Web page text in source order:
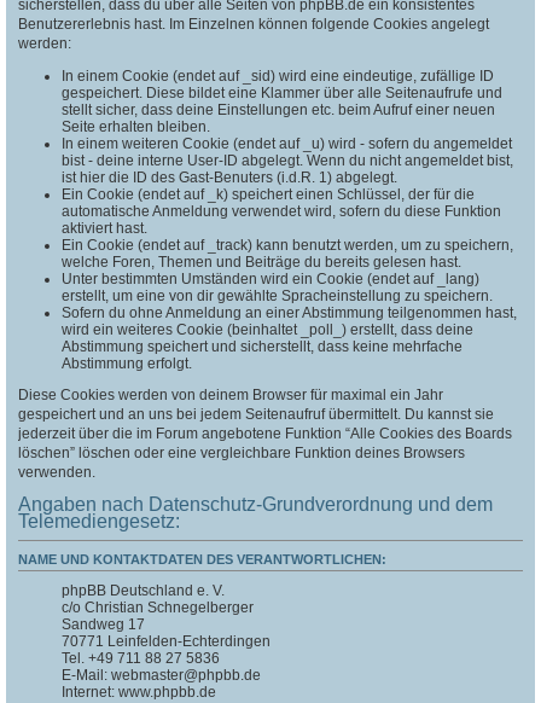
sicherstellen, dass du über alle Seiten von phpBB.de ein konsistentes
Benutzererlebnis hast. Im Einzelnen können folgende Cookies angelegt
werden:
In einem Cookie (endet auf _sid) wird eine eindeutige, zufällige ID
gespeichert. Diese bildet eine Klammer über alle Seitenaufrufe und
stellt sicher, dass deine Einstellungen etc. beim Aufruf einer neuen
Seite erhalten bleiben.
In einem weiteren Cookie (endet auf _u) wird - sofern du angemeldet
bist - deine interne User-ID abgelegt. Wenn du nicht angemeldet bist,
ist hier die ID des Gast-Benuters (i.d.R. 1) abgelegt.
Ein Cookie (endet auf _k) speichert einen Schlüssel, der für die
automatische Anmeldung verwendet wird, sofern du diese Funktion
aktiviert hast.
Ein Cookie (endet auf _track) kann benutzt werden, um zu speichern,
welche Foren, Themen und Beiträge du bereits gelesen hast.
Unter bestimmten Umständen wird ein Cookie (endet auf _lang)
erstellt, um eine von dir gewählte Spracheinstellung zu speichern.
Sofern du ohne Anmeldung an einer Abstimmung teilgenommen hast,
wird ein weiteres Cookie (beinhaltet _poll_) erstellt, dass deine
Abstimmung speichert und sicherstellt, dass keine mehrfache
Abstimmung erfolgt.
Diese Cookies werden von deinem Browser für maximal ein Jahr
gespeichert und an uns bei jedem Seitenaufruf übermittelt. Du kannst sie
jederzeit über die im Forum angebotene Funktion “Alle Cookies des Boards
löschen” löschen oder eine vergleichbare Funktion deines Browsers
verwenden.
Angaben nach Datenschutz-Grundverordnung und dem
Telemediengesetz:
NAME UND KONTAKTDATEN DES VERANTWORTLICHEN:
phpBB Deutschland e. V.
c/o Christian Schnegelberger
Sandweg 17
70771 Leinfelden-Echterdingen
Tel. +49 711 88 27 5836
E-Mail: webmaster@phpbb.de
Internet: www.phpbb.de